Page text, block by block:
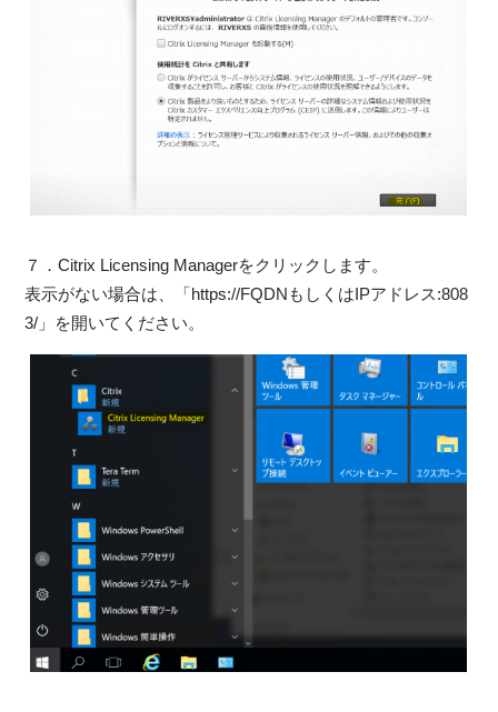
７．Citrix Licensing Managerをクリックします。
表示がない場合は、「https://FQDNもしくはIPアドレス:808
3/」を開いてください。